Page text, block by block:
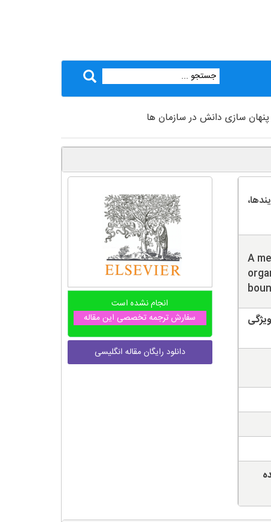
پنهان سازی دانش در سازمان ها
A
انجام نشده است
سفارش ترجمه تخصصی این مقاله
دانلود رایگان مقاله انگلیسی